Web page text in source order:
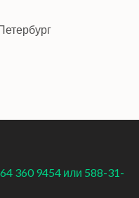
360 9454 или 588-31-